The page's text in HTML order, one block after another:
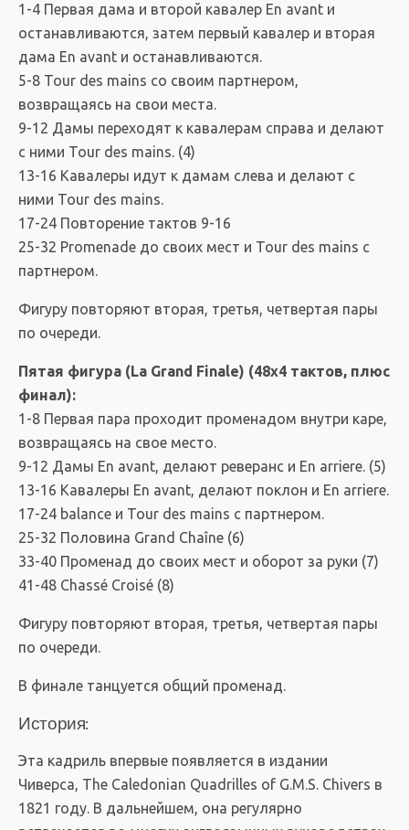
1-4 Первая дама и второй кавалер En avant и
останавливаются, затем первый кавалер и вторая
дама En avant и останавливаются.
5-8 Tour des mains со своим партнером,
возвращаясь на свои места.
9-12 Дамы переходят к кавалерам справа и делают
с ними Tour des mains. (4)
13-16 Кавалеры идут к дамам слева и делают с
ними Tour des mains.
17-24 Повторение тактов 9-16
25-32 Promenade до своих мест и Tour des mains с
партнером.
Фигуру повторяют вторая, третья, четвертая пары
по очереди.
Пятая фигура (La Grand Finale) (48х4 тактов, плюс
финал):
1-8 Первая пара проходит променадом внутри каре,
возвращаясь на свое место.
9-12 Дамы En avant, делают реверанс и En arriere. (5)
13-16 Кавалеры En avant, делают поклон и En arriere.
17-24 balance и Tour des mains с партнером.
25-32 Половина Grand Chaîne (6)
33-40 Променад до своих мест и оборот за руки (7)
41-48 Chassé Croisé (8)
Фигуру повторяют вторая, третья, четвертая пары
по очереди.
В финале танцуется общий променад.
История:
Эта кадриль впервые появляется в издании
Чиверса, The Caledonian Quadrilles of G.M.S. Chivers в
1821 году. В дальнейшем, она регулярно